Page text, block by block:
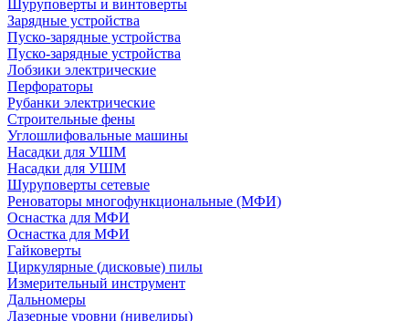
Шуруповерты и винтоверты
Зарядные устройства
Пуско-зарядные устройства
Пуско-зарядные устройства
Лобзики электрические
Перфораторы
Рубанки электрические
Строительные фены
Углошлифовальные машины
Насадки для УШМ
Насадки для УШМ
Шуруповерты сетевые
Реноваторы многофункциональные (МФИ)
Оснастка для МФИ
Оснастка для МФИ
Гайковерты
Циркулярные (дисковые) пилы
Измерительный инструмент
Дальномеры
Лазерные уровни (нивелиры)